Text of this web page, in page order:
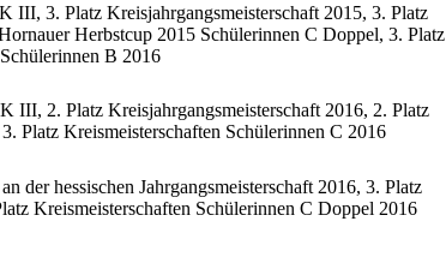
III, 3. Platz Kreisjahrgangsmeisterschaft 2015, 3. Platz
Herbstcup 2015 Schülerinnen C Doppel, 3. Platz
B 2016
III, 2. Platz Kreisjahrgangsmeisterschaft 2016, 2. Platz
Platz Kreismeisterschaften Schülerinnen C 2016
der hessischen Jahrgangsmeisterschaft 2016, 3. Platz
Kreismeisterschaften Schülerinnen C Doppel 2016